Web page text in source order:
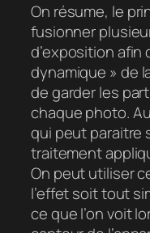
On résume, le
fusionner
d’exposition afin
dynamique » de
de garder les
chaque photo.
qui peut paraitre
traitement
On peut utiliser
l’effet soit tout
ce que l’on voit